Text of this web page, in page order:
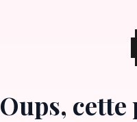
Oups, cette